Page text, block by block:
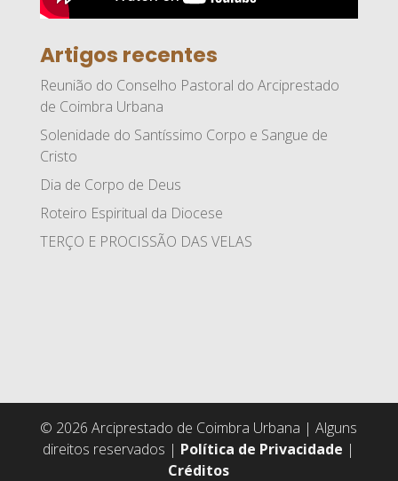
Artigos recentes
Reunião do Conselho Pastoral do Arciprestado
de Coimbra Urbana
Solenidade do Santíssimo Corpo e Sangue de
Cristo
Dia de Corpo de Deus
Roteiro Espiritual da Diocese
TERÇO E PROCISSÃO DAS VELAS
© 2026 Arciprestado de Coimbra Urbana | Alguns
direitos reservados | Política de Privacidade |
Créditos